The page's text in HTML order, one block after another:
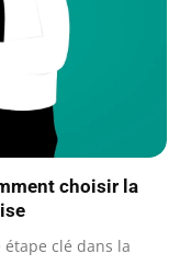
choisir la
clé dans la